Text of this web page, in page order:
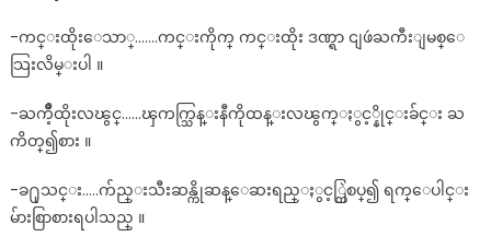
-ကင္းထိုးေသာ္…….ကင္းကိုက္ ကင္းထိုး ဒဏ္ရာ ငျဖဴႀကီးျမစ္ေ
သြးလိမ္းပါ ။
-ႀကိဳ့ထိုးလၽွင္……ၾကက္သြန္းနီကိုထန္းလၽွက္ႏွင့္နိုင္းခ်င္း ႀ
ကိတ္၍စား ။
-ခ႐ုသင္း…..က်ည္းသီးဆန္ကိုဆန္ေဆးရည္ႏွင့္တြဲစပ္၍ ရက္ေပါင္း
မ်ားစြာစားရပါသည္ ။